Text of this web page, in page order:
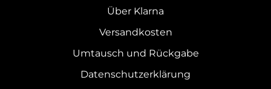
Über Klarna
Versandkosten
Umtausch und Rückgabe
Datenschutzerklärung